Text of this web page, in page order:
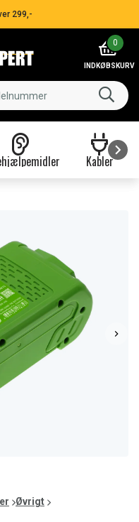
299,-
0
INDKØBSKURV
Kabler
Øvrigt